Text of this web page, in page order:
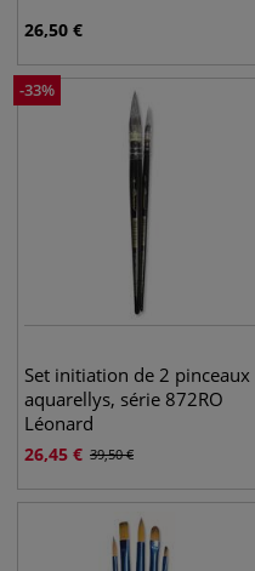
26,50 €
-33%
Set initiation de 2 pinceaux
aquarellys, série 872RO
Léonard
26,45 € 39,50€